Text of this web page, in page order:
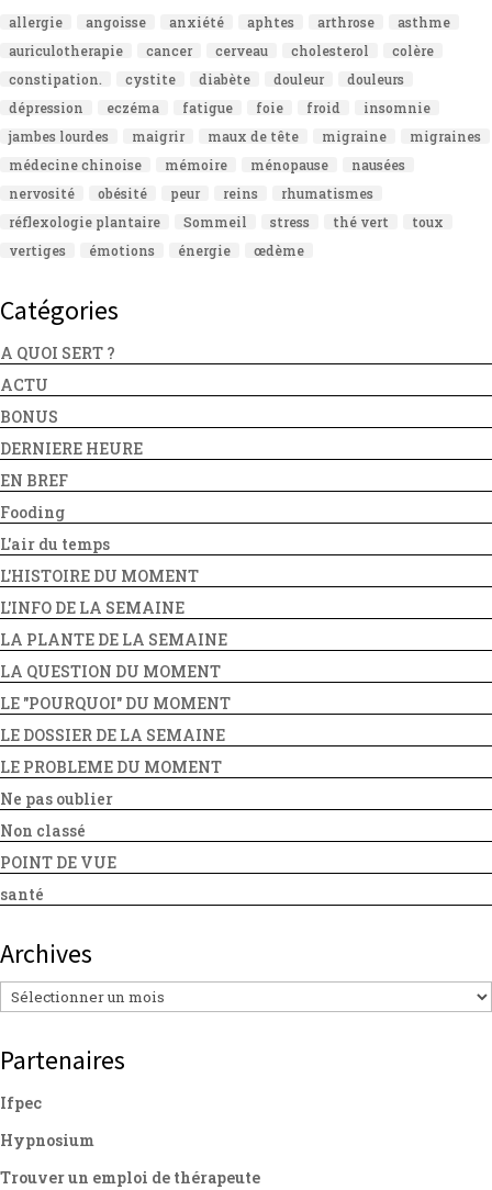
allergie angoisse anxiété aphtes arthrose
asthme
auriculotherapie
cancer cerveau cholesterol
colère
constipation.
cystite diabète douleur
douleurs
dépression
eczéma fatigue foie froid
insomnie
jambes lourdes
maigrir maux de tête migraine
migraines
médecine chinoise
mémoire ménopause
nausées
nervosité
obésité peur reins
rhumatismes
réflexologie plantaire
Sommeil stress thé vert
toux
vertiges
émotions énergie œdème
Catégories
A QUOI SERT ?
ACTU
BONUS
DERNIERE HEURE
EN BREF
Fooding
L'air du temps
L'HISTOIRE DU MOMENT
L'INFO DE LA SEMAINE
LA PLANTE DE LA SEMAINE
LA QUESTION DU MOMENT
LE "POURQUOI" DU MOMENT
LE DOSSIER DE LA SEMAINE
LE PROBLEME DU MOMENT
Ne pas oublier
Non classé
POINT DE VUE
santé
Archives
Archives
Partenaires
Ifpec
Hypnosium
Trouver un emploi de thérapeute